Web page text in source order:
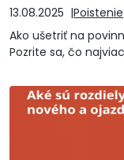
13.08.2025
Poistenie
Ako ušetriť na
Pozrite sa, čo